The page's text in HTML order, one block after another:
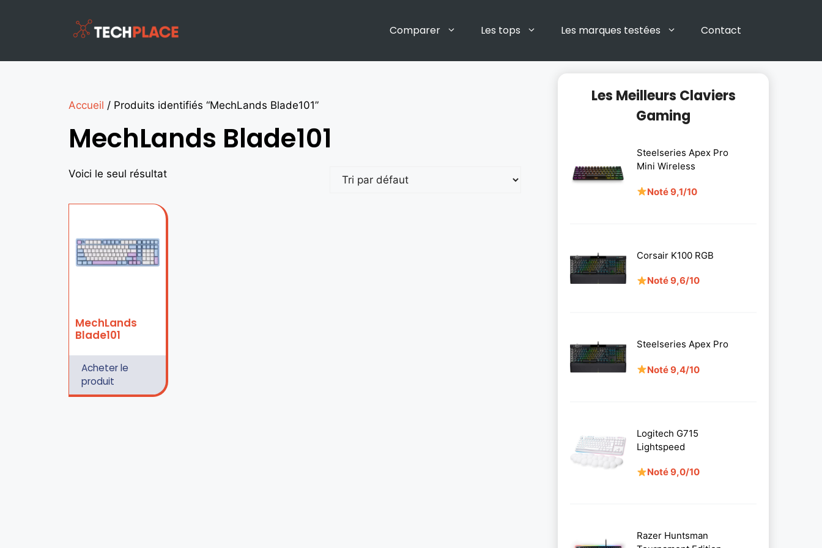
Comparer Les tops Les marques testées Contact
Accueil / Produits identifiés “MechLands Blade101”
MechLands Blade101
Voici le seul résultat
MechLands
Blade101
Acheter le
produit
Les Meilleurs Claviers
Gaming
Steelseries Apex Pro
Mini Wireless
Noté 9,1/10
Corsair K100 RGB
Noté 9,6/10
Steelseries Apex Pro
Noté 9,4/10
Logitech G715
Lightspeed
Noté 9,0/10
Razer Huntsman